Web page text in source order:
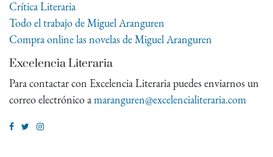
Crítica Literaria
Todo el trabajo de Miguel Aranguren
Compra online las novelas de Miguel Aranguren
Excelencia Literaria
Para contactar con Excelencia Literaria puedes enviarnos un
correo electrónico amaranguren@excelencialiteraria.com